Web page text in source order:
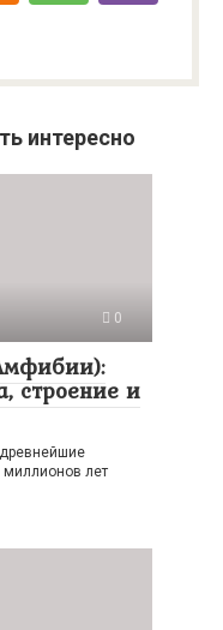
интересно
0
строение и
лет